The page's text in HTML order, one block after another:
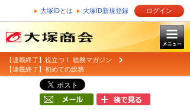
大塚IDとは 大塚ID新規登録 ログイン
【連載終了】役立つ！ 総務マガジン
【連載終了】初めての総務